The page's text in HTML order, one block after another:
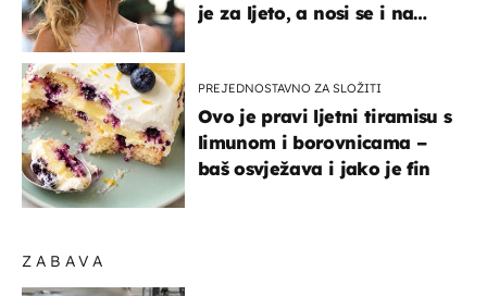
ZABAVA
je za ljeto, a nosi se i na
PREJEDNOSTAVNO ZA SLOŽITI
Ovo je pravi ljetni tiramisu s
limunom i borovnicama –
baš osvježava i jako je fin